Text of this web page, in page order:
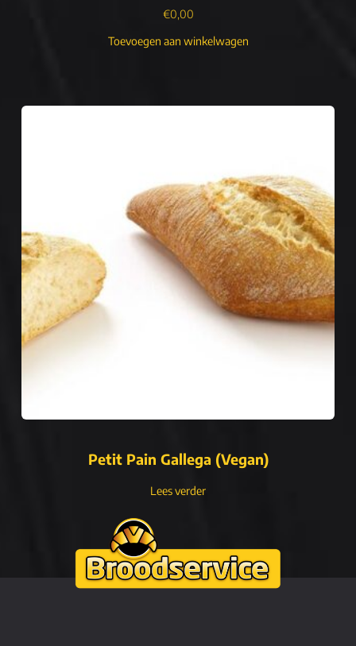
€0,00
Toevoegen aan winkelwagen
Petit Pain Gallega (Vegan)
Lees verder